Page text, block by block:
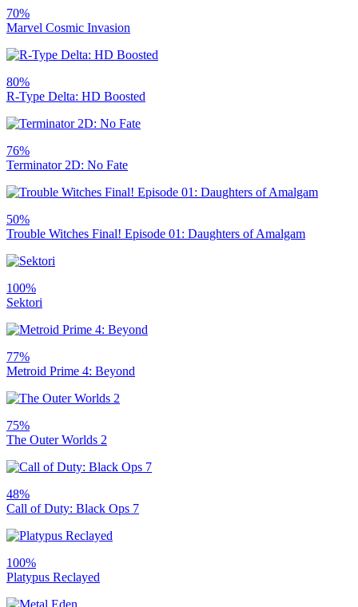
70%
Marvel Cosmic Invasion
80%
R-Type Delta: HD Boosted
76%
Terminator 2D: No Fate
50%
Trouble Witches Final! Episode 01: Daughters of Amalgam
100%
Sektori
77%
Metroid Prime 4: Beyond
75%
The Outer Worlds 2
48%
Call of Duty: Black Ops 7
100%
Platypus Reclayed